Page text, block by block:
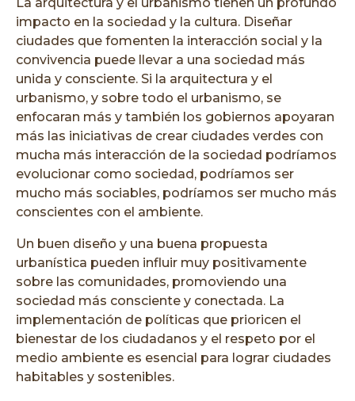
impacto en la sociedad y la cultura. Diseñar
ciudades que fomenten la interacción social y la
convivencia puede llevar a una sociedad más
unida y consciente. Si la arquitectura y el
urbanismo, y sobre todo el urbanismo, se
enfocaran más y también los gobiernos apoyaran
más las iniciativas de crear ciudades verdes con
mucha más interacción de la sociedad podríamos
evolucionar como sociedad, podríamos ser
mucho más sociables, podríamos ser mucho más
conscientes con el ambiente.
Un buen diseño y una buena propuesta
urbanística pueden influir muy positivamente
sobre las comunidades, promoviendo una
sociedad más consciente y conectada. La
implementación de políticas que prioricen el
bienestar de los ciudadanos y el respeto por el
medio ambiente es esencial para lograr ciudades
habitables y sostenibles.